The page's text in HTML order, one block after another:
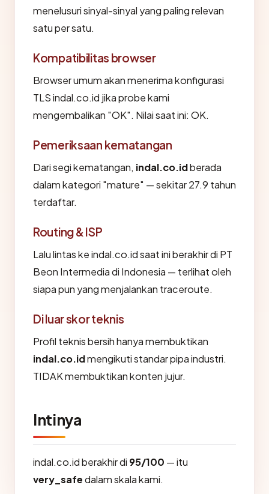
menelusuri sinyal-sinyal yang paling relevan
satu per satu.
Kompatibilitas browser
Browser umum akan menerima konfigurasi
TLS indal.co.id jika probe kami
mengembalikan "OK". Nilai saat ini: OK.
Pemeriksaan kematangan
Dari segi kematangan, indal.co.idberada
dalam kategori "mature" — sekitar 27.9 tahun
terdaftar.
Routing & ISP
Lalu lintas ke indal.co.id saat ini berakhir di PT
Beon Intermedia di Indonesia — terlihat oleh
siapa pun yang menjalankan traceroute.
Di luar skor teknis
Profil teknis bersih hanya membuktikan
indal.co.idmengikuti standar pipa industri.
TIDAK membuktikan konten jujur.
Intinya
indal.co.id berakhir di 95/100 — itu
very_safedalam skala kami.